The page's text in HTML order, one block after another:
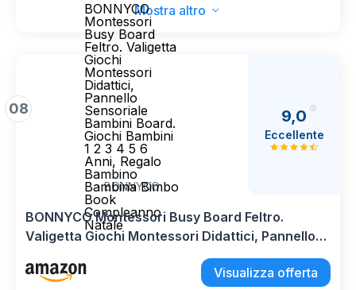
Mostra altro
08
BONNYCO
Montessori
Busy Board
Feltro. Valigetta
Giochi
Montessori
Didattici,
Pannello
Sensoriale
Bambini Board.
Giochi Bambini
1 2 3 4 5 6
Anni, Regalo
Bambino
Bambina Bimbo
Book
Compleanno
Natale
BONNYCO
9,0
Eccellente
BONNYCO Montessori Busy Board Feltro.
Valigetta Giochi Montessori Didattici, Pannello
Sensoriale Bambini Board. Giochi Bambini 1 2 3 4
5 6 Anni, Regalo Bambino Bambina Bimbo Book
Visualizza offerta